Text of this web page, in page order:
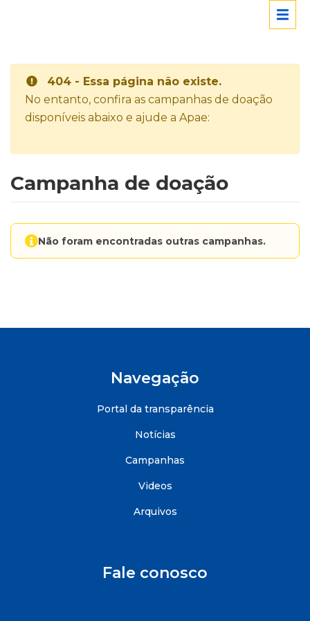
404 - Essa página não existe.
No entanto, confira as campanhas de doação
disponíveis abaixo e ajude a Apae:
Campanha de doação
Não foram encontradas outras campanhas.
Navegação
Portal da transparência
Notícias
Campanhas
Videos
Arquivos
Fale conosco